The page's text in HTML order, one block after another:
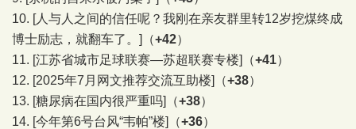
10. [人与人之间的信任呢？我刚在亲友群里转12岁挖煤终成
博士励志，就翻车了。]
（+42）
11. [江苏省城市足球联赛—苏超联赛专楼] （+41）
12. [2025年7月网文推荐交流互助楼] （+38）
13. [糖尿病在国内很严重吗] （+38）
14. [今年第6号台风“韦帕”楼] （+36）